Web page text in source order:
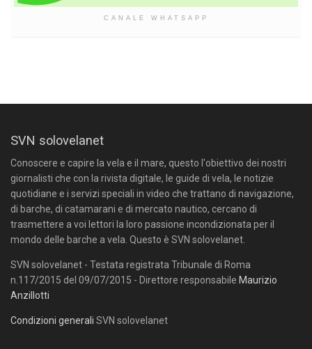
CANALE WHATSAPP
SVN solovelanet
Conoscere e capire la vela e il mare, questo l'obiettivo dei nostri
giornalisti che con la rivista digitale, le guide di vela, le notizie
quotidiane e i servizi speciali in video che trattano di navigazione,
di barche, di catamarani e di mercato nautico, cercano di
trasmettere a voi lettori la loro passione incondizionata per il
mondo delle barche a vela. Questo è SVN solovelanet.
SVN solovelanet - Testata registrata Tribunale di Roma
n.117/2015 del 09/07/2015 - Direttore responsabile Maurizio
Anzillotti
Condizioni generali SVN solovelanet